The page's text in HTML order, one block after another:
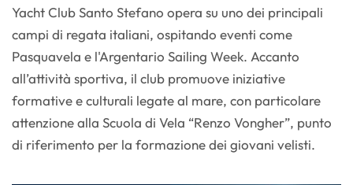
Yacht Club Santo Stefano opera su uno dei principali
campi di regata italiani, ospitando eventi come
Pasquavela e l'Argentario Sailing Week. Accanto
all’attività sportiva, il club promuove iniziative
formative e culturali legate al mare, con particolare
attenzione alla Scuola di Vela “Renzo Vongher”, punto
di riferimento per la formazione dei giovani velisti.